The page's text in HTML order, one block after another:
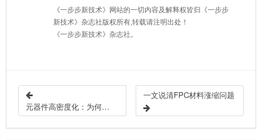
《一步步新技术》网站的一切内容及解释权皆归《一步步
新技术》杂志社版权所有,转载请注明出处！
《一步步新技术》杂志社。
元器件高密度化：为何密脚器件焊接缺陷率明显上升？
一文说清FPC材料涨缩问题